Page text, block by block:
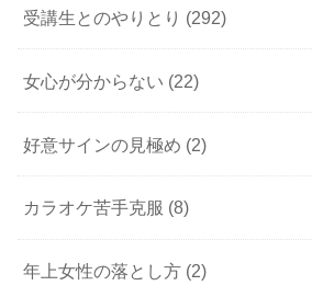
受講生とのやりとり (292)
女心が分からない (22)
好意サインの見極め (2)
カラオケ苦手克服 (8)
年上女性の落とし方 (2)